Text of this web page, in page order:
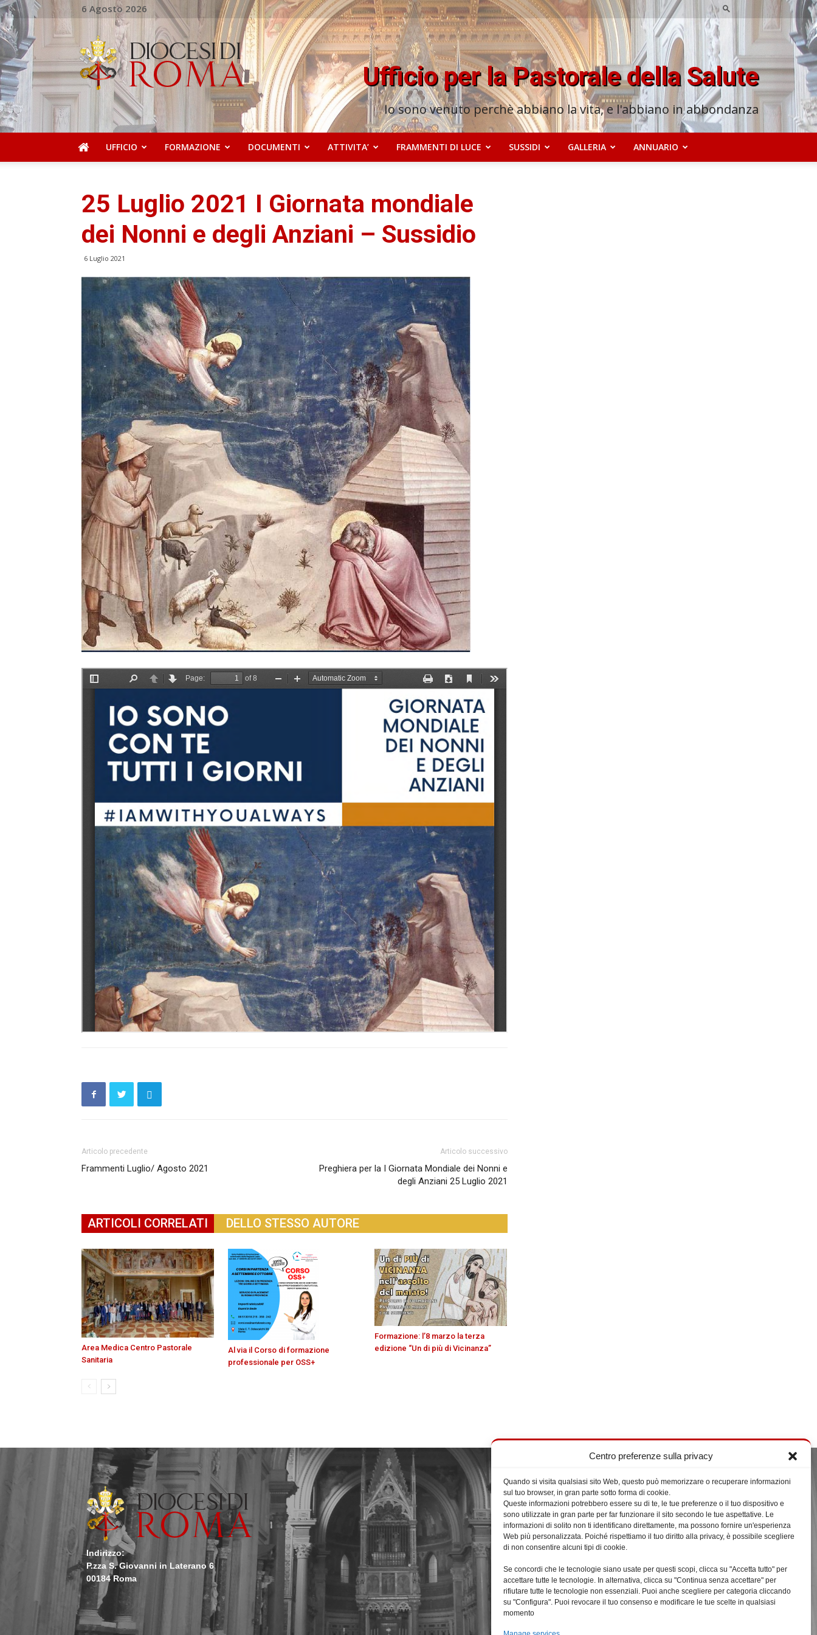
Centro preferenze sulla privacy
Quando si visita qualsiasi sito Web, questo può memorizzare o recuperare informazioni
sul tuo browser, in gran parte sotto forma di cookie.
Queste informazioni potrebbero essere su di te, le tue preferenze o il tuo dispositivo e
sono utilizzate in gran parte per far funzionare il sito secondo le tue aspettative. Le
informazioni di solito non ti identificano direttamente, ma possono fornire un'esperienza
Web più personalizzata. Poiché rispettiamo il tuo diritto alla privacy, è possibile scegliere
di non consentire alcuni tipi di cookie.
Se concordi che le tecnologie siano usate per questi scopi, clicca su "Accetta tutto" per
accettare tutte le tecnologie. In alternativa, clicca su "Continua senza accettare" per
rifiutare tutte le tecnologie non essenziali. Puoi anche scegliere per categoria cliccando
su "Configura". Puoi revocare il tuo consenso e modificare le tue scelte in qualsiasi
momento
6 Agosto 2026
Ufficio
Pastorale
della
Salute
Ufficio per la Pastorale della Salute
Io sono venuto perchè abbiano la vita, e l'abbiano in abbondanza
UFFICIO FORMAZIONE DOCUMENTI ATTIVITA’ FRAMMENTI DI LUCE SUSSIDI GALLERIA ANNUARIO
25 Luglio 2021 I Giornata mondiale
dei Nonni e degli Anziani – Sussidio
6 Luglio 2021
Articolo precedente
Frammenti Luglio/ Agosto 2021
Articolo successivo
Preghiera per la I Giornata Mondiale dei Nonni e
degli Anziani 25 Luglio 2021
ARTICOLI CORRELATI DELLO STESSO AUTORE
Area Medica Centro Pastorale
Sanitaria
Al via il Corso di formazione
professionale per OSS+
Formazione: l’8 marzo la terza
edizione “Un di più di Vicinanza”
Indirizzo:
P.zza S. Giovanni in Laterano 6
00184 Roma
Ultime da Facebook
Facebook
Privacy e Cookies